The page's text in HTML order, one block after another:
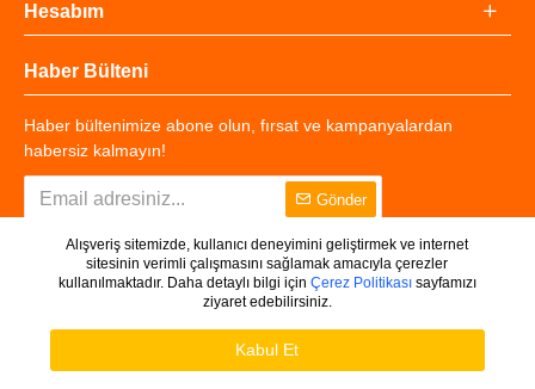
Hesabım
Haber Bülteni
Haber bültenimize abone olun, fırsat ve kampanyalardan
habersiz kalmayın!
Gönder
Copyright © 2025 - Tüm Hakları Saklıdır.
Alışveriş sitemizde, kullanıcı deneyimini geliştirmek ve internet
sitesinin verimli çalışmasını sağlamak amacıyla çerezler
kullanılmaktadır. Daha detaylı bilgi için Çerez Politikasısayfamızı
ziyaret edebilirsiniz.
Kabul Et
Ürünleri Filtrele